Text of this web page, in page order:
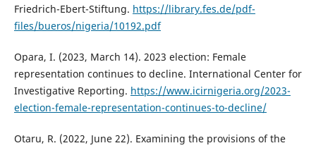
Friedrich-Ebert-Stiftung. https://library.fes.de/pdf-
files/bueros/nigeria/10192.pdf
Opara, I. (2023, March 14). 2023 election: Female
representation continues to decline. International Center for
Investigative Reporting. https://www.icirnigeria.org/2023-
election-female-representation-continues-to-decline/
Otaru, R. (2022, June 22). Examining the provisions of the